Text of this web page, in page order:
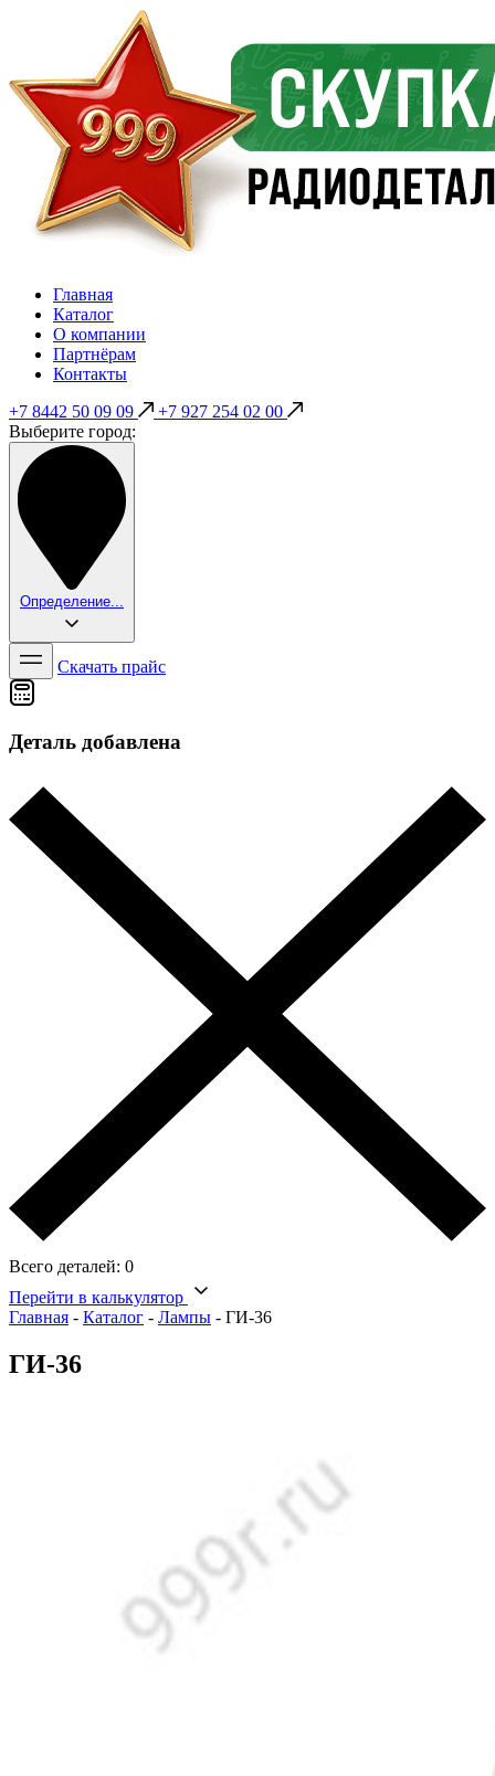
Главная
Каталог
О компании
Партнёрам
Контакты
+7 8442 50 09 09
+7 927 254 02 00
Выберите город:
Определение...
Скачать прайс
Деталь добавлена
Всего деталей: 0
Перейти в калькулятор
Главная - Каталог - Лампы - ГИ-36
ГИ-36